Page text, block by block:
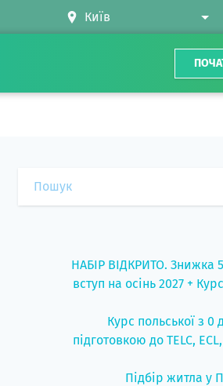
НАБІР ВІДКРИТО. Знижка
вступ на осінь 2027 +
Курс польської з 0
підготовкою до TELC,
Підбір житла у